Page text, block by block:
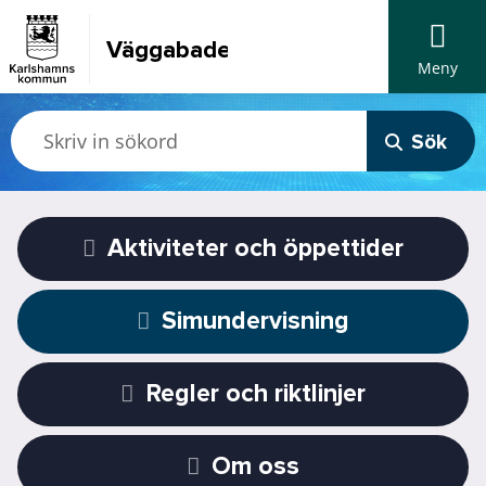
Väggabadet
Meny
Sök
Aktiviteter och öppettider
Simundervisning
Regler och riktlinjer
Om oss